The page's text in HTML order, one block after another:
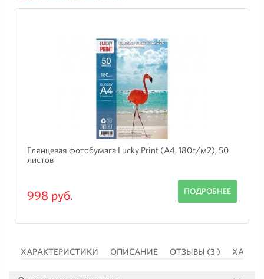
Глянцевая фотобумага Lucky Print (A4, 180г/м2), 50
листов
998 руб. ПОДРОБНЕЕ
ХАРАКТЕРИСТИКИ ОПИСАНИЕ ОТЗЫВЫ (3 )